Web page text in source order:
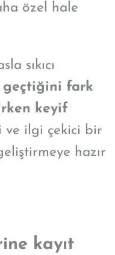
özel hale
sıkıcı
geçtiğini fark
keyif
ve ilgi çekici bir
hazır
kayıt